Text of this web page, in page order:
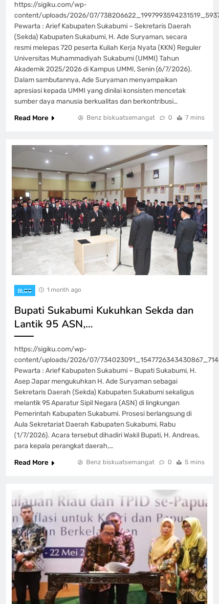
https://sigiku.com/wp-
content/uploads/2026/07/
Pewarta : Arief Kabupaten Sukabumi – Sekretaris Daerah
(Sekda) Kabupaten Sukabumi, H. Ade Suryaman, secara
resmi melepas 720 peserta Kuliah Kerja Nyata (KKN) Reguler
Universitas Muhammadiyah Sukabumi (UMMI) Tahun
Akademik 2025/2026 di Kampus UMMI, Senin (6/7/2026).
Dalam sambutannya, Ade Suryaman menyampaikan
apresiasi kepada UMMI yang dinilai konsisten mencetak
sumber daya manusia berkualitas dan berkontribusi…
Read More
Benz biskuatsemangat 0 7 mins
BLOG 1 month ago
Bupati Sukabumi Kukuhkan Sekda dan
Lantik 95 ASN,…
https://sigiku.com/wp-
content/uploads/2026/07/
Pewarta : Arief Kabupaten Sukabumi – Bupati Sukabumi, H.
Asep Japar mengukuhkan H. Ade Suryaman sebagai
Sekretaris Daerah (Sekda) Kabupaten Sukabumi sekaligus
melantik 95 Aparatur Sipil Negara (ASN) di lingkungan
Pemerintah Kabupaten Sukabumi. Prosesi berlangsung di
Aula Sekretariat Daerah Kabupaten Sukabumi, Rabu
(1/7/2026). Acara tersebut dihadiri Wakil Bupati, H. Andreas,
para kepala perangkat daerah,…
Read More
Benz biskuatsemangat 0 5 mins